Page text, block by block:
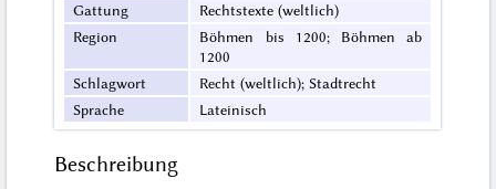
Gattung
Rechtstexte (weltlich)
Region
Böhmen bis 1200; Böhmen ab
1200
Schlagwort
Recht (weltlich); Stadtrecht
Sprache
Lateinisch
Beschreibung